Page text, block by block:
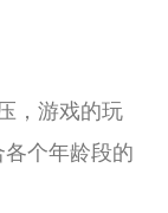
，游戏的玩
个年龄段的